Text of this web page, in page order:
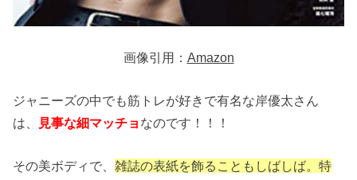
画像引用： Amazon
ジャニーズの中でも筋トレが好きで有名な岸優太さん
は、
見事な細マッチョ なのです！！！
その美ボディで、雑誌の表紙を飾ることもしばしば。特